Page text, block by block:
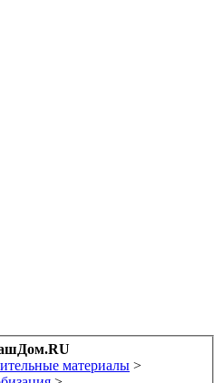
материалы >